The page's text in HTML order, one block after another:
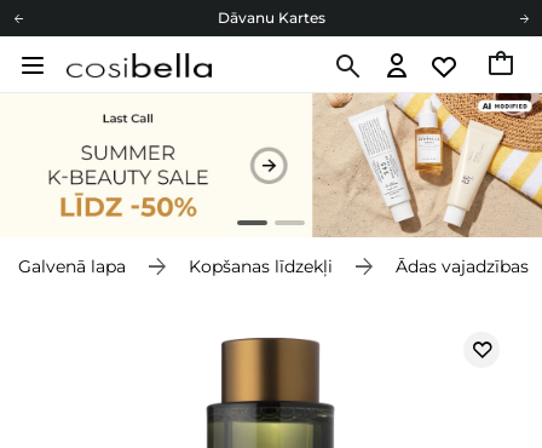
Dāvanu Kartes
Cosibella lojalitātes programma
Galvenā lapa Kopšanas līdzekļi Ādas vajadzības